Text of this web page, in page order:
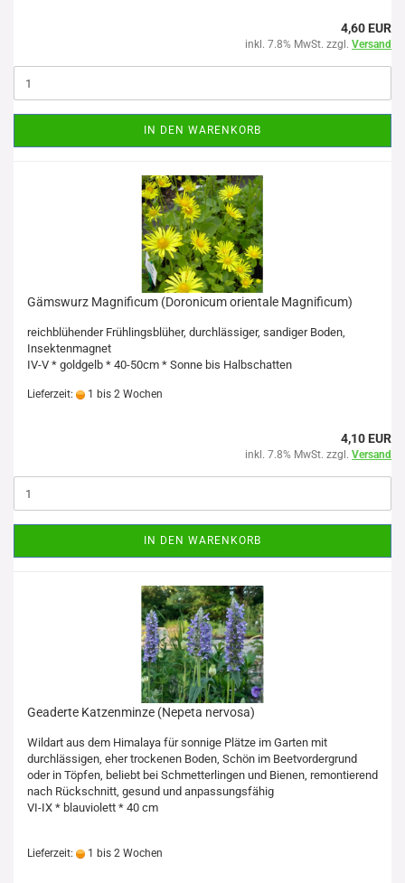
4,60 EUR
inkl. 7.8% MwSt. zzgl. Versand
IN DEN WARENKORB
Gämswurz Magnificum (Doronicum orientale Magnificum)
reichblühender Frühlingsblüher, durchlässiger, sandiger Boden,
Insektenmagnet
IV-V * goldgelb * 40-50cm * Sonne bis Halbschatten
Lieferzeit: 1 bis 2 Wochen
4,10 EUR
inkl. 7.8% MwSt. zzgl. Versand
IN DEN WARENKORB
Geaderte Katzenminze (Nepeta nervosa)
Wildart aus dem Himalaya für sonnige Plätze im Garten mit
durchlässigen, eher trockenen Boden, Schön im Beetvordergrund
oder in Töpfen, beliebt bei Schmetterlingen und Bienen, remontierend
nach Rückschnitt, gesund und anpassungsfähig
VI-IX * blauviolett * 40 cm
Lieferzeit: 1 bis 2 Wochen